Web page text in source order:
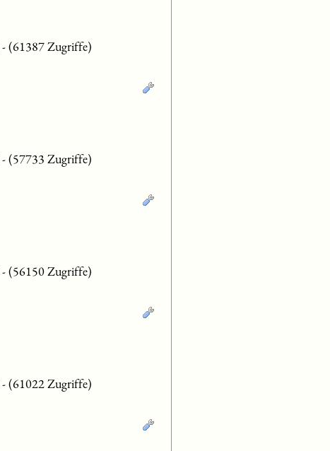
-(61387 Zugriffe)
-(57733 Zugriffe)
-(56150 Zugriffe)
-(61022 Zugriffe)